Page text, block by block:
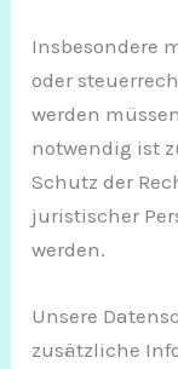
Insbesondere
oder
werden
notwendig ist
Schutz der
juristischer
werden.
Unsere
zusätzliche